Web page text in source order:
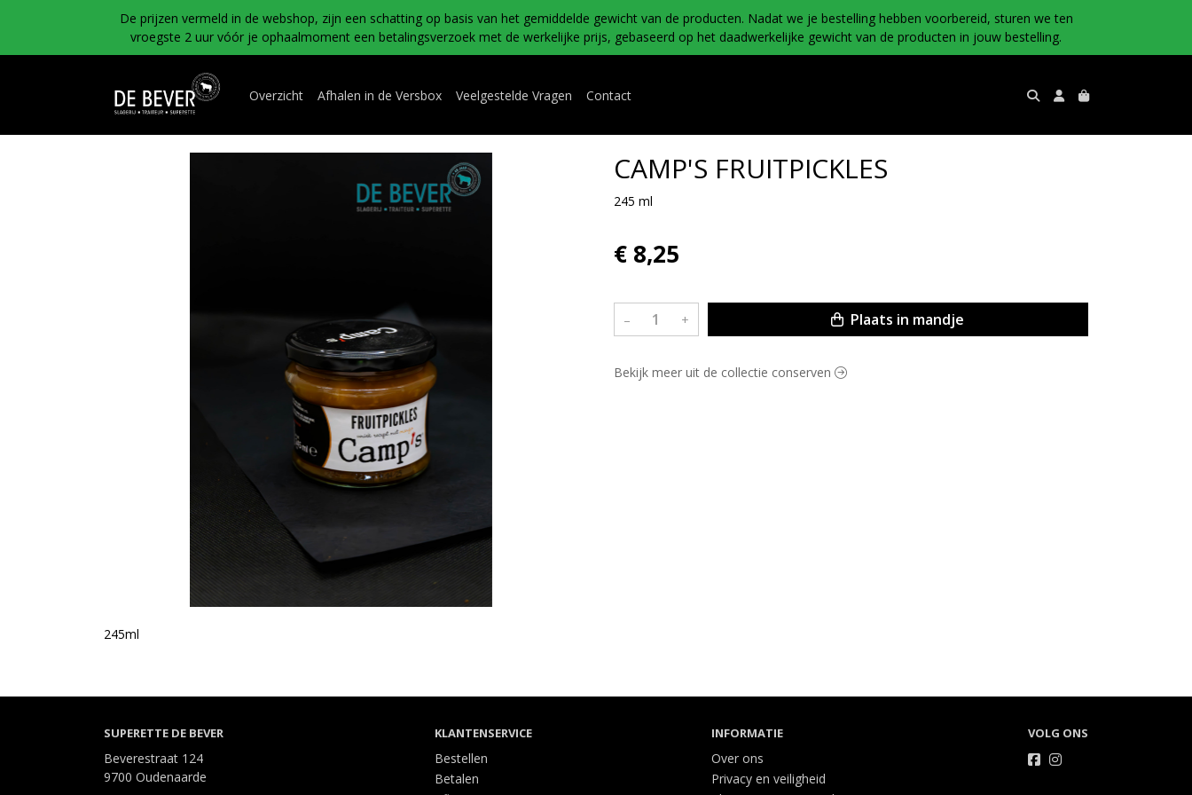
De prijzen vermeld in de webshop, zijn een schatting op basis van het gemiddelde gewicht van de producten. Nadat we je bestelling hebben voorbereid, sturen we ten
vroegste 2 uur vóór je ophaalmoment een betalingsverzoek met de werkelijke prijs, gebaseerd op het daadwerkelijke gewicht van de producten in jouw bestelling.
Overzicht Afhalen in de Versbox Veelgestelde Vragen Contact
245ml
CAMP'S FRUITPICKLES
245 ml
€ 8,25
– + Plaats in mandje
Bekijk meer uit de collectie conserven
SUPERETTE DE BEVER
Beverestraat 124
9700 Oudenaarde
KLANTENSERVICE
Bestellen
Betalen
INFORMATIE
Over ons
Privacy en veiligheid
VOLG ONS